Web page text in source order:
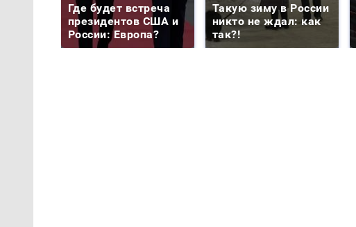
Где будет встреча
президентов США и
России: Европа?
Такую зиму в России
никто не ждал: как
так?!